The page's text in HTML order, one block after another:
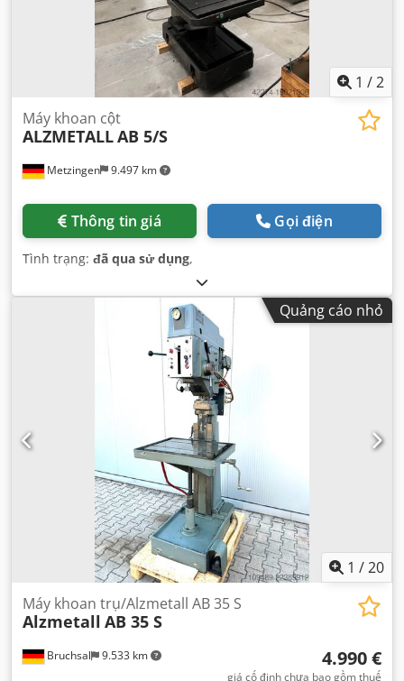
1 /2
Metzingen 9.497 km
Máy khoan cột
ALZMETALLAB 5/S
Thông tin giá Gọi điện
Tình trạng: đã qua sử dụng,
Quảng cáo nhỏ
1 /20
Bruchsal 9.533 km
Máy khoan trụ/Alzmetall AB 35 S
Alzmetall AB 35 S
4.990 €
giá cố định chưa bao gồm thuế